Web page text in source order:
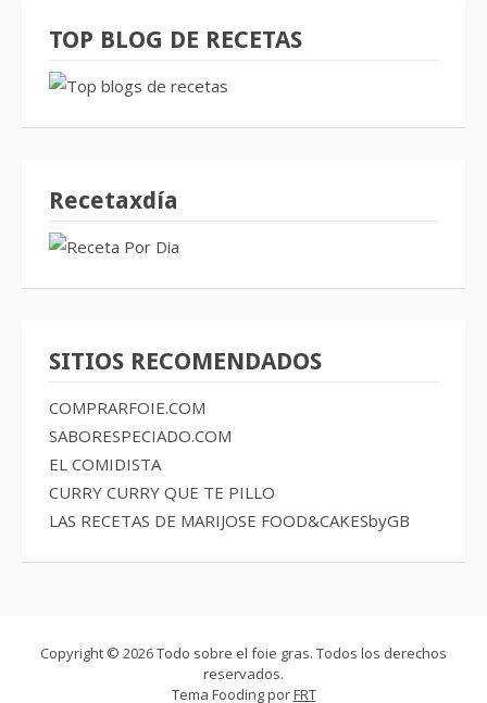
TOP BLOG DE RECETAS
Recetaxdía
SITIOS RECOMENDADOS
COMPRARFOIE.COM
SABORESPECIADO.COM
EL COMIDISTA
CURRY CURRY QUE TE PILLO
LAS RECETAS DE MARIJOSE FOOD&CAKESbyGB
Copyright © 2026 Todo sobre el foie gras. Todos los derechos
reservados.
Tema Fooding porFRT